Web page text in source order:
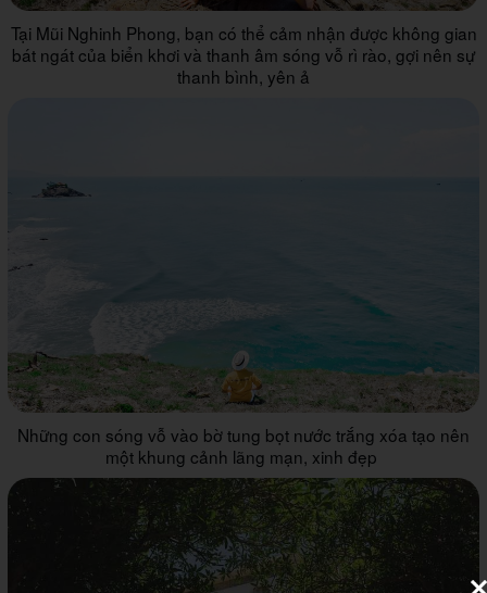
Tại Mũi Nghinh Phong, bạn có thể cảm nhận được không gian
bát ngát của biển khơi và thanh âm sóng vỗ rì rào, gợi nên sự
thanh bình, yên ả
Những con sóng vỗ vào bờ tung bọt nước trắng xóa tạo nên
một khung cảnh lãng mạn, xinh đẹp